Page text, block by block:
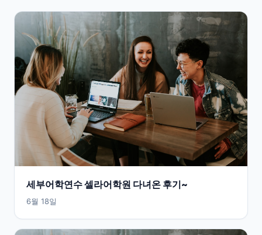
세부어학연수 셀라어학원 다녀온 후기~
6월 18일